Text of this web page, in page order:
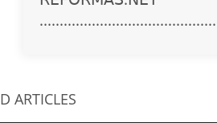
ARTICLES